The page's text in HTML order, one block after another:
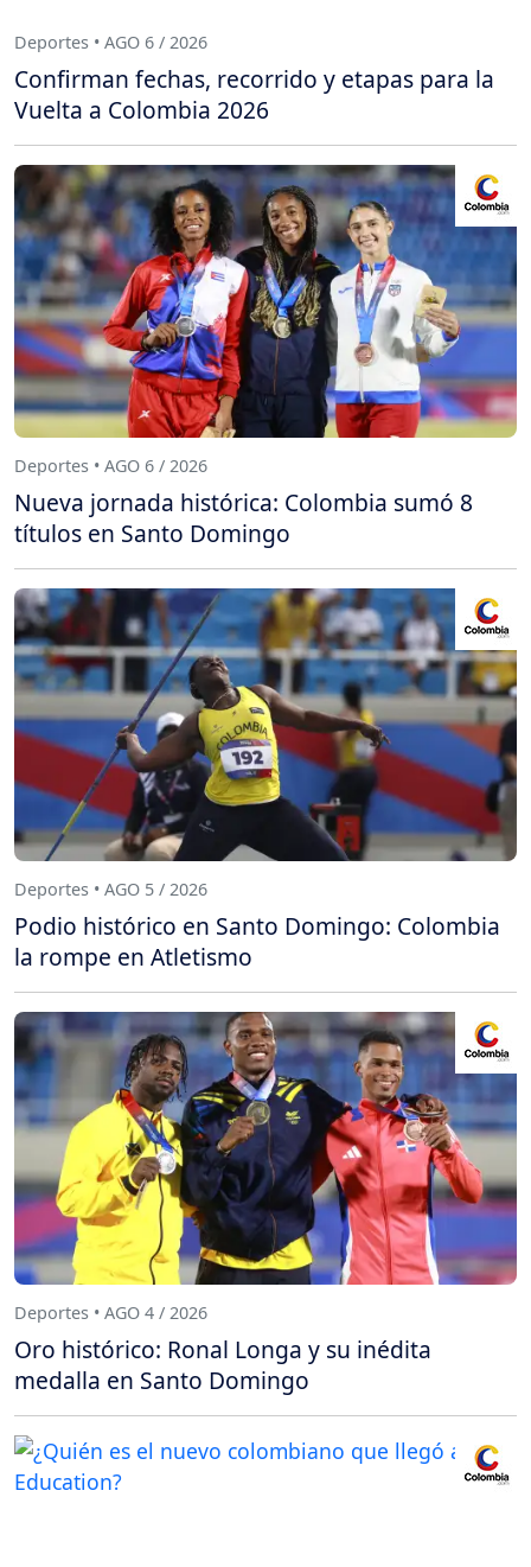
Deportes • AGO 6 / 2026
Confirman fechas, recorrido y etapas para la
Vuelta a Colombia 2026
Deportes • AGO 6 / 2026
Nueva jornada histórica: Colombia sumó 8
títulos en Santo Domingo
Deportes • AGO 5 / 2026
Podio histórico en Santo Domingo: Colombia
la rompe en Atletismo
Deportes • AGO 4 / 2026
Oro histórico: Ronal Longa y su inédita
medalla en Santo Domingo